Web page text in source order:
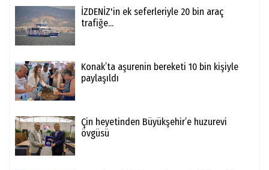
İZDENİZ'in ek seferleriyle 20 bin araç
trafiğe...
Konak’ta aşurenin bereketi 10 bin kişiyle
paylaşıldı
Çin heyetinden Büyükşehir’e huzurevi
övgüsü